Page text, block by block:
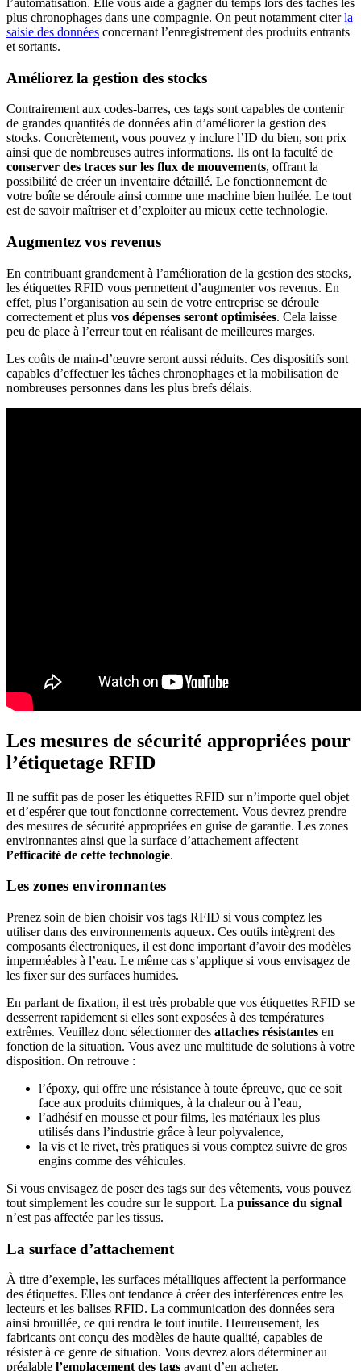
plus chronophages dans une compagnie. On peut notamment citerla
saisie des données concernant l’enregistrement des produits entrants
et sortants.
Améliorez la gestion des stocks
Contrairement aux codes-barres, ces tags sont capables de contenir
de grandes quantités de données afin d’améliorer la gestion des
stocks. Concrètement, vous pouvez y inclure l’ID du bien, son prix
ainsi que de nombreuses autres informations. Ils ont la faculté de
conserver des traces sur les flux de mouvements, offrant la
possibilité de créer un inventaire détaillé. Le fonctionnement de
votre boîte se déroule ainsi comme une machine bien huilée. Le tout
est de savoir maîtriser et d’exploiter au mieux cette technologie.
Augmentez vos revenus
En contribuant grandement à l’amélioration de la gestion des stocks,
les étiquettes RFID vous permettent d’augmenter vos revenus. En
effet, plus l’organisation au sein de votre entreprise se déroule
correctement et plus vos dépenses seront optimisées. Cela laisse
peu de place à l’erreur tout en réalisant de meilleures marges.
Les coûts de main-d’œuvre seront aussi réduits. Ces dispositifs sont
capables d’effectuer les tâches chronophages et la mobilisation de
nombreuses personnes dans les plus brefs délais.
Les mesures de sécurité appropriées pour
l’étiquetage RFID
Il ne suffit pas de poser les étiquettes RFID sur n’importe quel objet
et d’espérer que tout fonctionne correctement. Vous devrez prendre
des mesures de sécurité appropriées en guise de garantie. Les zones
environnantes ainsi que la surface d’attachement affectent
l’efficacité de cette technologie.
Les zones environnantes
Prenez soin de bien choisir vos tags RFID si vous comptez les
utiliser dans des environnements aqueux. Ces outils intègrent des
composants électroniques, il est donc important d’avoir des modèles
imperméables à l’eau. Le même cas s’applique si vous envisagez de
les fixer sur des surfaces humides.
En parlant de fixation, il est très probable que vos étiquettes RFID se
desserrent rapidement si elles sont exposées à des températures
extrêmes. Veuillez donc sélectionner des attaches résistantes en
fonction de la situation. Vous avez une multitude de solutions à votre
disposition. On retrouve :
l’époxy, qui offre une résistance à toute épreuve, que ce soit
face aux produits chimiques, à la chaleur ou à l’eau,
l’adhésif en mousse et pour films, les matériaux les plus
utilisés dans l’industrie grâce à leur polyvalence,
la vis et le rivet, très pratiques si vous comptez suivre de gros
engins comme des véhicules.
Si vous envisagez de poser des tags sur des vêtements, vous pouvez
tout simplement les coudre sur le support. La puissance du signal
n’est pas affectée par les tissus.
La surface d’attachement
À titre d’exemple, les surfaces métalliques affectent la performance
des étiquettes. Elles ont tendance à créer des interférences entre les
lecteurs et les balises RFID. La communication des données sera
ainsi brouillée, ce qui rendra le tout inutile. Heureusement, les
fabricants ont conçu des modèles de haute qualité, capables de
résister à ce genre de situation. Vous devrez alors déterminer au
préalable l’emplacement des tags avant d’en acheter.